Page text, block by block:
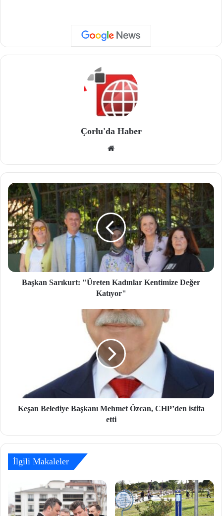
Çorlu'da Haber
site
si
Başkan Sarıkurt: "Üreten Kadınlar Kentimize Değer
Katıyor"
Keşan Belediye Başkanı Mehmet Özcan, CHP’den istifa
etti
İlgili Makaleler